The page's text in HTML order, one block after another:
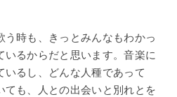
う時も、きっとみんなもわかっ
るからだと思います。音楽に
いるし、どんな人種であって
ても、人との出会いと別れとを